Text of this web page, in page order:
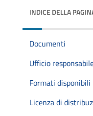
INDICE DELLA
Documenti
Ufficio
Formati disponibili
Licenza di